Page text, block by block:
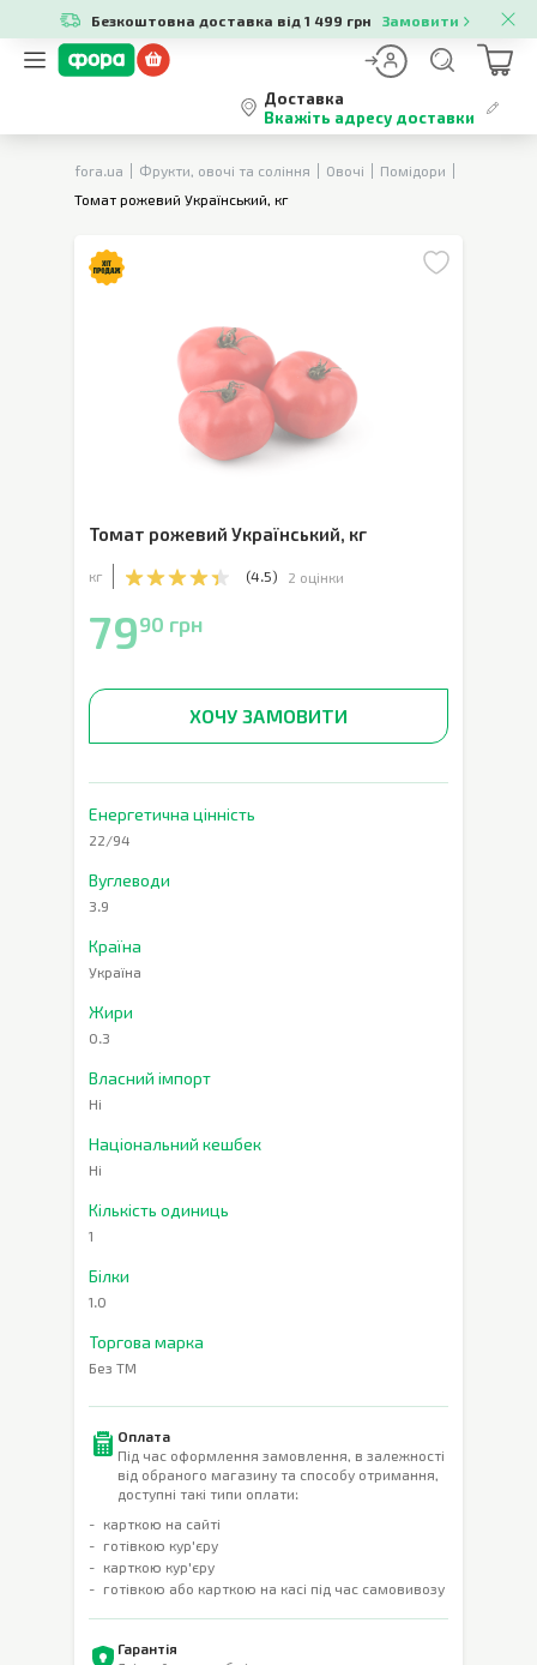
Безкоштовна доставка від 1 499 грн Замовити
Доставка
Вкажіть адресу доставки
fora.ua Фрукти, овочі та соління Овочі
Помідори
Томат рожевий Український, кг
Томат рожевий Український, кг
кг (4.5) 2 оцінки
7990 грн
ХОЧУ ЗАМОВИТИ
Енергетична цінність
22/94
Вуглеводи
3.9
Країна
Україна
Жири
0.3
Власний імпорт
Ні
Національний кешбек
Ні
Кількість одиниць
1
Білки
1.0
Торгова марка
Без ТМ
Оплата
Під час оформлення замовлення, в залежності
від обраного магазину та способу отримання,
доступні такі типи оплати:
карткою на сайті
готівкою кур'єру
карткою кур'єру
готівкою або карткою на касі під час самовивозу
Гарантія